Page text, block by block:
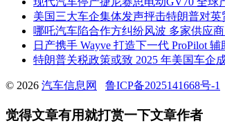
美国三大车企集体发声抨击特朗普对
哪吒汽车陷合作方纠纷风波 多家供应
日产携手 Wayve 打造下一代 ProPilot
特朗普关税政策或致 2025 年美国车企
© 2026 汽车信息网 鲁ICP备2025141668号-1
觉得文章有用就打赏一下文章作者